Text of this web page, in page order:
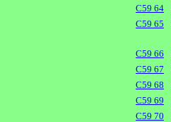
C59 64
C59 65
C59 66
C59 67
C59 68
C59 69
C59 70